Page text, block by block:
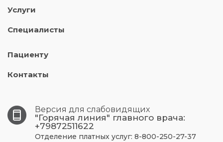
Услуги
Специалисты
Пациенту
Контакты
Версия для слабовидящих
"Горячая линия" главного врача:
+79872511622
Отделение платных услуг: 8-800-250-27-37